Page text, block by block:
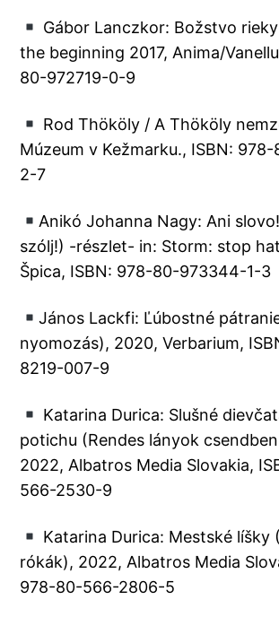
Gábor Lanczkor: Božstvo
the beginning 2017, Anima/
80-972719-0-9
Rod Thököly / A Thököly
Múzeum v Kežmarku., ISBN:
2-7
Anikó Johanna Nagy: Ani
szólj!) -részlet- in: Storm: stop
Špica, ISBN: 978-80-973344-1-3
János Lackfi: Ľúbostné
nyomozás), 2020, Verbarium,
8219-007-9
Katarina Durica: Slušné
potichu (Rendes lányok
2022, Albatros Media Slovakia,
566-2530-9
Katarina Durica: Mestské líšky
rókák), 2022, Albatros Media
978-80-566-2806-5